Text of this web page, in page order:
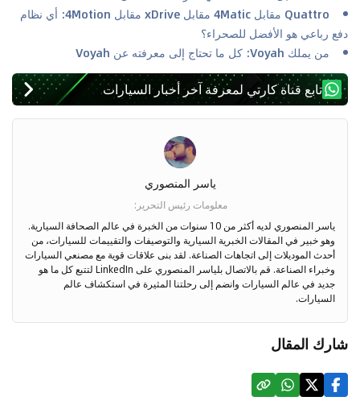
Quattro مقابل 4Matic مقابل xDrive مقابل 4Motion: أي نظام
دفع رباعي هو الأفضل للصحراء؟
من يملك Voyah: كل ما تحتاج إلى معرفته عن Voyah
تابع قناة كارتي لمعرفة آخر أخبار السيارات
ياسر المنصوري
معلومات رئيس التحرير :
ياسر المنصوري لديه أكثر من 10 سنوات من الخبرة في عالم الصحافة السيارية.
وهو خبير في المقالات الخبرية السيارية والتوصيفات والتقييمات للسيارات، من
أحدث الموديلات إلى اتجاهات الصناعة. لقد بنى علاقات قوية مع مصنعي السيارات
وخبراء الصناعة. قم بالاتصال بلياسر المنصوري على LinkedIn لتتبع كل ما هو
جديد في عالم السيارات وانضم إلى رحلتنا المثيرة في استكشاف عالم
السيارات.
شارك المقال